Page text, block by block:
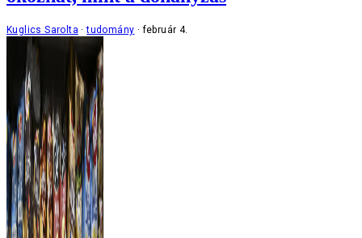
Kuglics Sarolta tudomány február 4.